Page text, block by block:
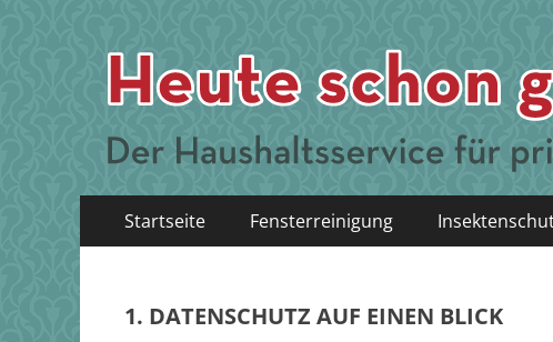
Erstes
Menü
Inhalt:
Startseite Fensterreinigung
1. DATENSCHUTZ AUF EINEN BLICK